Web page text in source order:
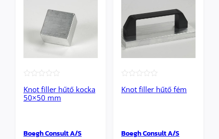
Knot filler hűtő kocka
50×50 mm
Boegh Consult A/S
Knot filler hűtő fém
Boegh Consult A/S